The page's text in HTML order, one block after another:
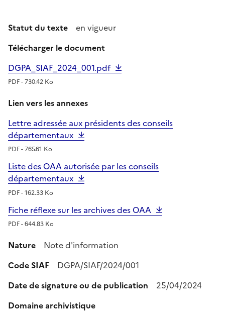
Statut du texte
en vigueur
Télécharger le document
DGPA_SIAF_2024_001.pdf
PDF - 730.42 Ko
Lien vers les annexes
Lettre adressée aux présidents des conseils
départementaux
PDF - 765.61 Ko
Liste des OAA autorisée par les conseils
départementaux
PDF - 162.33 Ko
Fiche réflexe sur les archives des OAA
PDF - 644.83 Ko
Nature
Note d'information
Code SIAF
DGPA/SIAF/2024/001
Date de signature ou de publication
25/04/2024
Domaine archivistique